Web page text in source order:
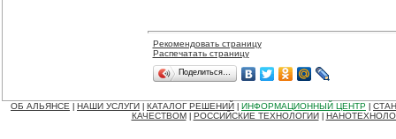
Рекомендовать страницу
Распечатать страницу
Поделиться…
ОБ АЛЬЯНСЕ НАШИ УСЛУГИ КАТАЛОГ РЕШЕНИЙ ИНФОРМАЦИОННЫЙ ЦЕНТР
КАЧЕСТВОМ
РОССИЙСКИЕ ТЕХНОЛОГИИ